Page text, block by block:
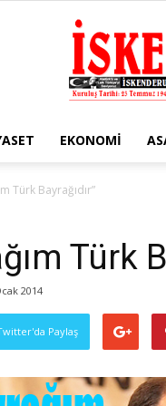
EKONOMI
Türk Bayrağıdır”
Türk
2014
Paylaş